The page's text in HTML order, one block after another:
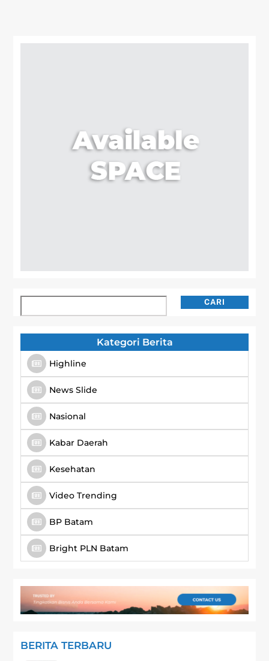
Cari CARI
Kategori Berita
Highline
News Slide
Nasional
Kabar Daerah
Kesehatan
Video Trending
BP Batam
Bright PLN Batam
BERITA TERBARU